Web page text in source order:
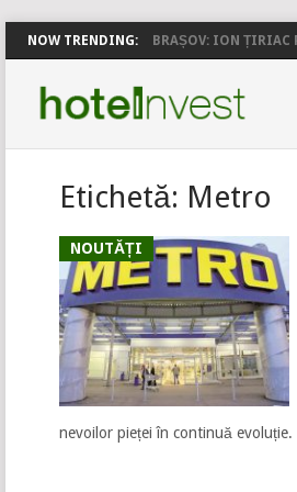
NOW TRENDING: BRAȘOV: ION ȚIRIAC
Etichetă: Metro
NOUTĂȚI
nevoilor pieței în continuă evoluție.